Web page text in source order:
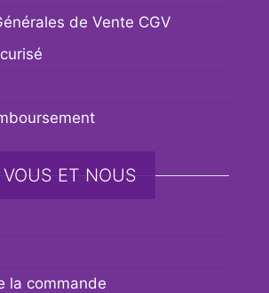
de Vente CGV
VOUS ET NOUS
la commande